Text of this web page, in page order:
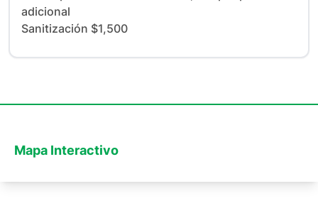
adicional
Sanitización $1,500
Mapa Interactivo